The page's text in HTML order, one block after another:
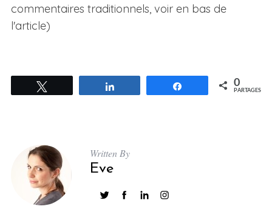
commentaires traditionnels, voir en bas de
l'article)
Partagez 0
PARTAGES
Written By
Eve
r